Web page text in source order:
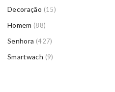
Decoração (15)
Homem (88)
Senhora (427)
Smartwach (9)